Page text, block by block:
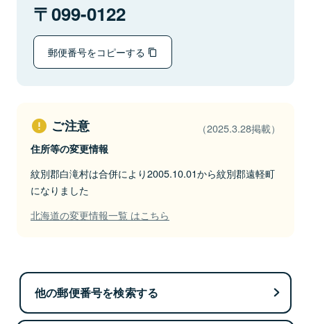
099-0122
郵便番号をコピーする
ご注意 （2025.3.28掲載）
住所等の変更情報
紋別郡白滝村は合併により2005.10.01から紋別郡遠軽町
になりました
北海道の変更情報一覧 はこちら
他の郵便番号を検索する